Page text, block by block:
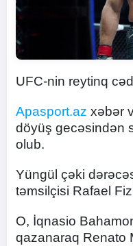
UFC-nin reytinq
Apasport.az xəbər
döyüş gecəsindən
olub.
Yüngül çəki
təmsilçisi Rafael
O, İqnasio
qazanaraq Renato